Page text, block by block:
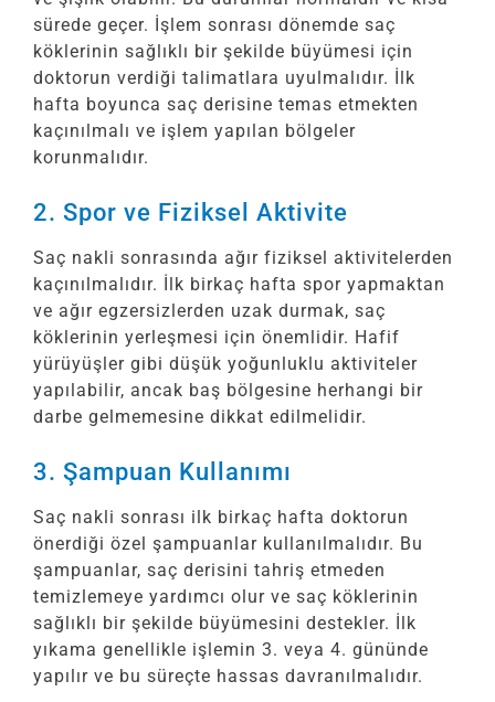
sürede geçer. İşlem sonrası dönemde saç
köklerinin sağlıklı bir şekilde büyümesi için
doktorun verdiği talimatlara uyulmalıdır. İlk
hafta boyunca saç derisine temas etmekten
kaçınılmalı ve işlem yapılan bölgeler
korunmalıdır.
2. Spor ve Fiziksel Aktivite
Saç nakli sonrasında ağır fiziksel aktivitelerden
kaçınılmalıdır. İlk birkaç hafta spor yapmaktan
ve ağır egzersizlerden uzak durmak, saç
köklerinin yerleşmesi için önemlidir. Hafif
yürüyüşler gibi düşük yoğunluklu aktiviteler
yapılabilir, ancak baş bölgesine herhangi bir
darbe gelmemesine dikkat edilmelidir.
3. Şampuan Kullanımı
Saç nakli sonrası ilk birkaç hafta doktorun
önerdiği özel şampuanlar kullanılmalıdır. Bu
şampuanlar, saç derisini tahriş etmeden
temizlemeye yardımcı olur ve saç köklerinin
sağlıklı bir şekilde büyümesini destekler. İlk
yıkama genellikle işlemin 3. veya 4. gününde
yapılır ve bu süreçte hassas davranılmalıdır.